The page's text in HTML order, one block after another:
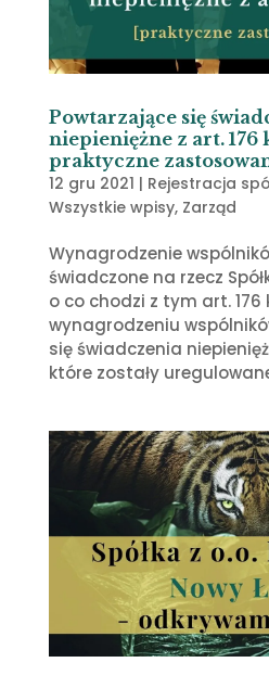
Powtarzające się
niepieniężne z art. 176
praktyczne
12 gru 2021 | Rejestracja
Wszystkie wpisy, Zarząd
Wynagrodzenie
świadczone na rzecz
o co chodzi z tym art. 176
wynagrodzeniu
się świadczenia
które zostały